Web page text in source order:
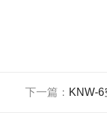
下一篇： KNW-